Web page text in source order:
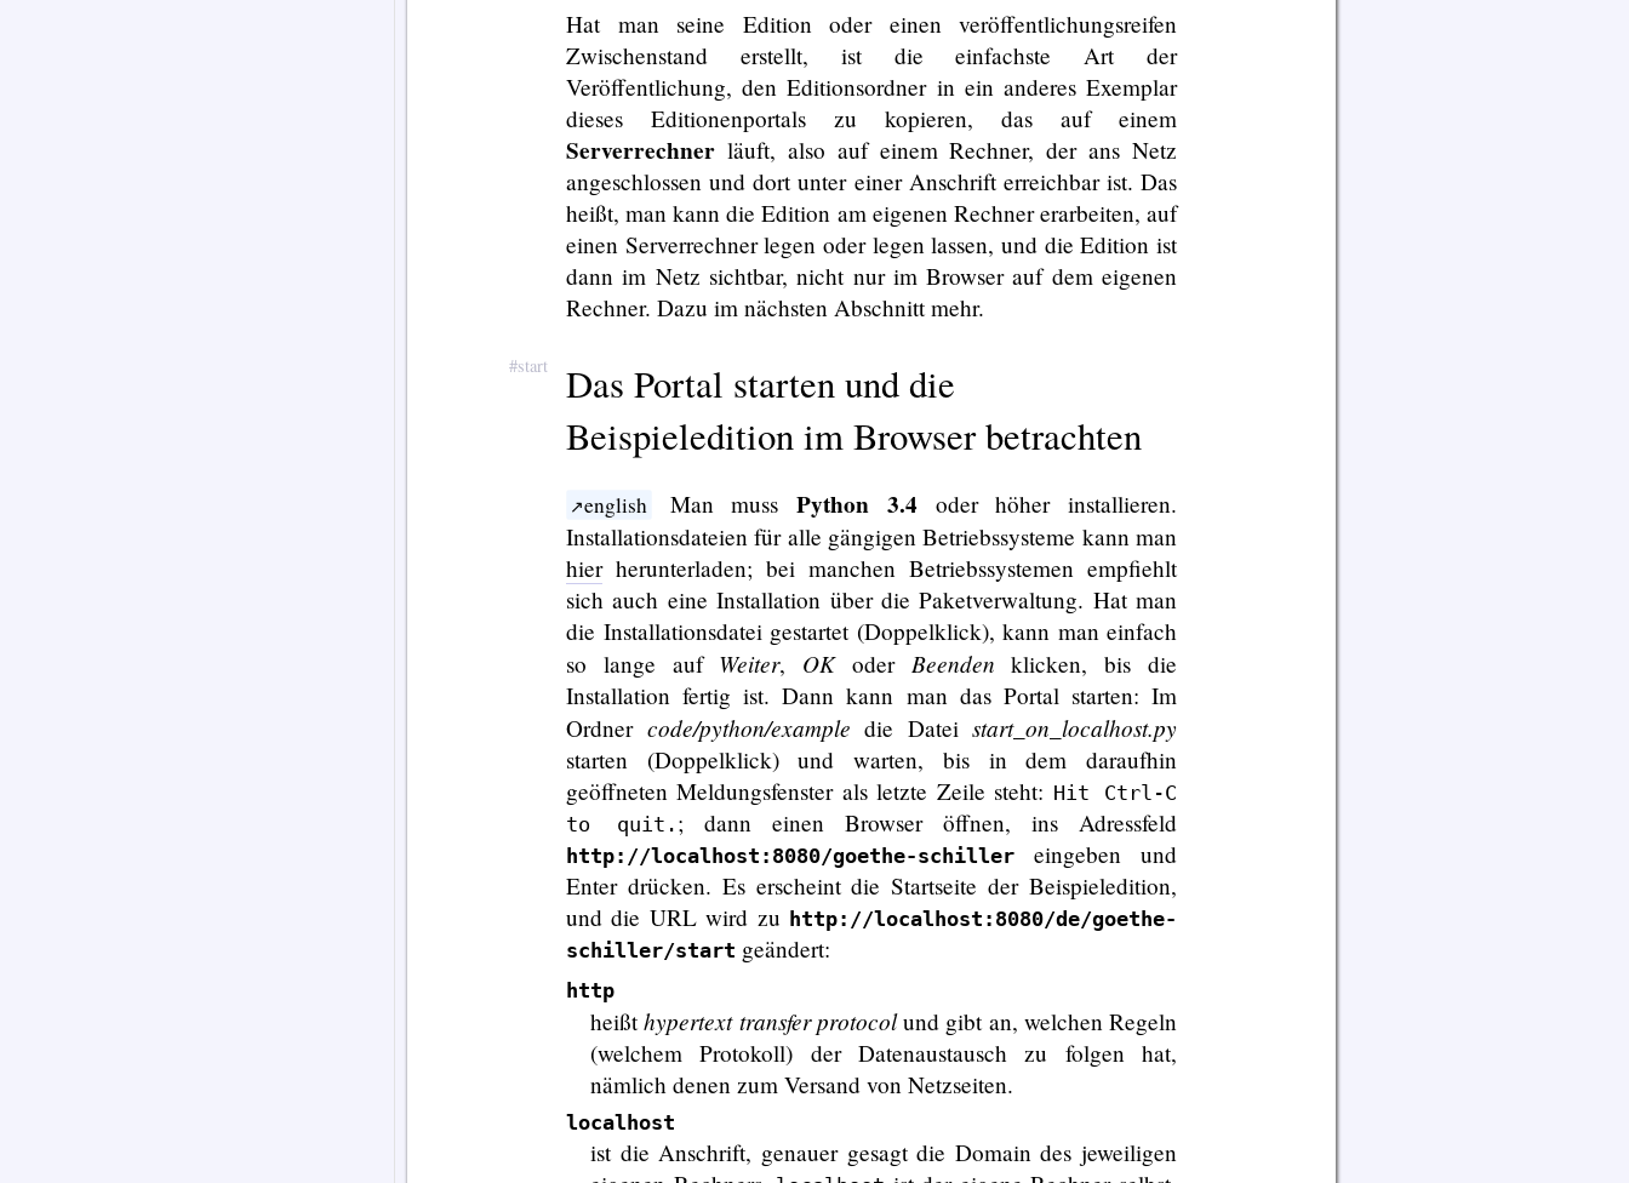
Hat man seine Edition oder einen veröffentlichungsreifen
Zwischenstand erstellt, ist die einfachste Art der
Veröffentlichung, den Editionsordner in ein anderes Exemplar
dieses Editionenportals zu kopieren, das auf einem
Serverrechner läuft, also auf einem Rechner, der ans Netz
angeschlossen und dort unter einer Anschrift erreichbar ist. Das
heißt, man kann die Edition am eigenen Rechner erarbeiten, auf
einen Serverrechner legen oder legen lassen, und die Edition ist
dann im Netz sichtbar, nicht nur im Browser auf dem eigenen
Rechner. Dazu im nächsten Abschnitt mehr.
Das Portal starten und die
Beispieledition im Browser betrachten
english Man mussPython 3.4oder höher installieren.
Installationsdateien für alle gängigen Betriebssysteme kann man
hierherunterladen; bei manchen Betriebssystemen empfiehlt
sich auch eine Installation über die Paketverwaltung. Hat man
die Installationsdatei gestartet (Doppelklick), kann man einfach
so lange auf Weiter, OKoder Beenden klicken, bis die
Installation fertig ist. Dann kann man das Portal starten: Im
Ordner code/python/example die Dateistart_on_localhost.py
starten (Doppelklick) und warten, bis in dem daraufhin
geöffneten Meldungsfenster als letzte Zeile steht: Hit Ctrl-C
to quit. ; dann einen Browser öffnen, ins Adressfeld
http://localhost:8080/goethe-schiller
eingeben und
Enter drücken. Es erscheint die Startseite der Beispieledition,
und die URL wird zu http://localhost:8080/de/goethe-
schiller/start geändert:
http
heißthypertext transfer protocolund gibt an, welchen Regeln
(welchem Protokoll) der Datenaustausch zu folgen hat,
nämlich denen zum Versand von Netzseiten.
localhost
ist die Anschrift, genauer gesagt die Domain des jeweiligen